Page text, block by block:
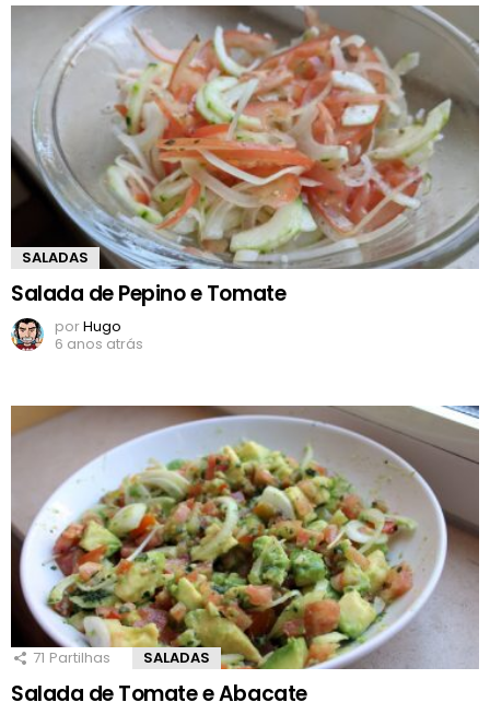
SALADAS
Salada de Pepino e Tomate
porHugo
6 anos atrás
71 Partilhas SALADAS
Salada de Tomate e Abacate